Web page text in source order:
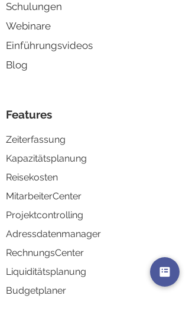
Schulungen
Webinare
Einführungsvideos
Blog
Features
Zeiterfassung
Kapazitätsplanung
Reisekosten
MitarbeiterCenter
Projektcontrolling
Adressdatenmanager
RechnungsCenter
Liquiditätsplanung
Budgetplaner